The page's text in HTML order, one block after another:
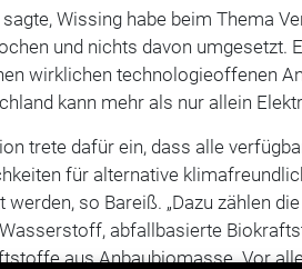
Wissing habe beim Thema
und nichts davon umgesetzt.
wirklichen technologieoffenen
kann mehr als nur allein
trete dafür ein, dass alle
für alternative
werden, so Bareiß. „Dazu zählen
abfallbasierte
aus Anbaubiomasse. Vor